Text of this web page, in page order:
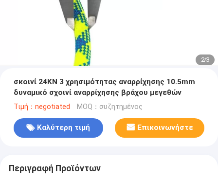
2/3
σκοινί 24KN 3 χρησιμότητας αναρρίχησης 10.5mm
δυναμικό σχοινί αναρρίχησης βράχου μεγεθών
Τιμή：negotiated MOQ：συζητημένος
Καλύτερη τιμή Επικοινωνήστε
Περιγραφή Προϊόντων